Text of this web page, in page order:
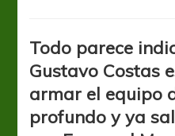
Todo parece
Gustavo Costas
armar el equipo
profundo y ya